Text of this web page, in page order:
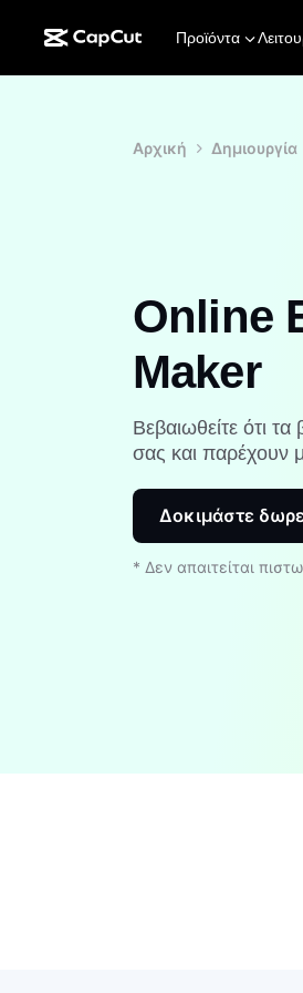
Προϊόντα
Αρχική Δημιουργία
Online
Maker
Βεβαιωθείτε ότι
σας και παρέχουν
Δοκιμάστε
* Δεν απαιτείται